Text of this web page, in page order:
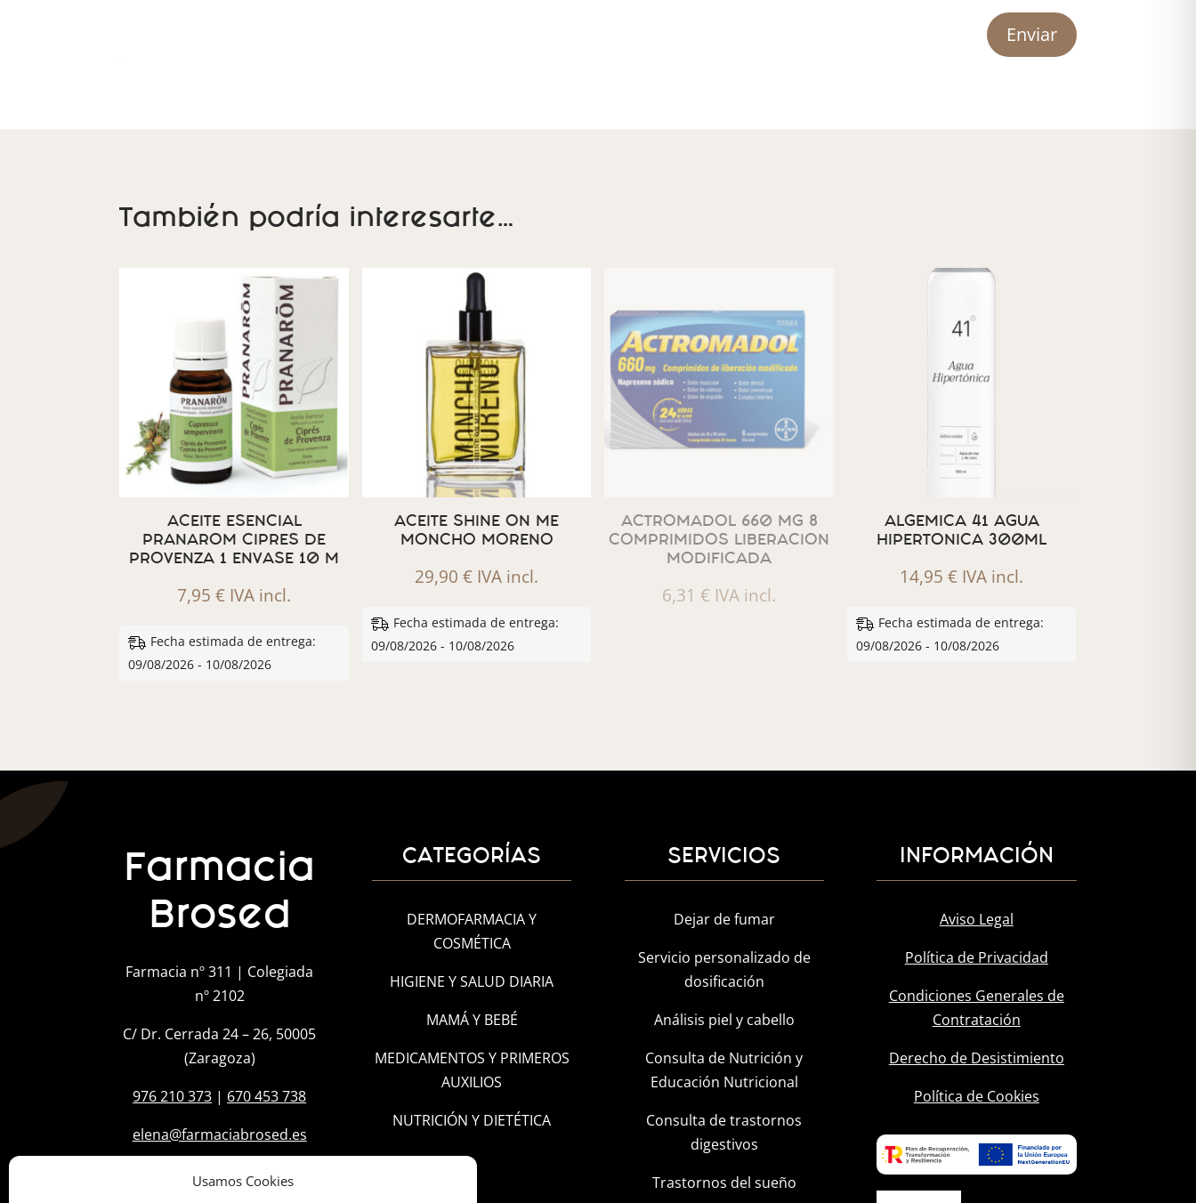
Usamos Cookies
Enviar
También podría interesarte…
ACEITE ESENCIAL
PRANAROM CIPRES DE
PROVENZA 1 ENVASE 10 M
7,95€ IVA incl.
Fecha estimada de entrega:
09/08/2026 - 10/08/2026
ACEITE SHINE ON ME
MONCHO MORENO
29,90€ IVA incl.
Fecha estimada de entrega:
09/08/2026 - 10/08/2026
ACTROMADOL 660 MG 8
COMPRIMIDOS LIBERACION
MODIFICADA
6,31€ IVA incl.
ALGEMICA 41 AGUA
HIPERTONICA 300ML
14,95€ IVA incl.
Fecha estimada de entrega:
09/08/2026 - 10/08/2026
Farmacia
Brosed
Farmacia nº 311 | Colegiada
nº 2102
C/ Dr. Cerrada 24 – 26, 50005
(Zaragoza)
976 210 373 | 670 453 738
elena@farmaciabrosed.es
CATEGORÍAS
DERMOFARMACIA Y
COSMÉTICA
HIGIENE Y SALUD DIARIA
MAMÁ Y BEBÉ
MEDICAMENTOS Y PRIMEROS
AUXILIOS
NUTRICIÓN Y DIETÉTICA
SERVICIOS
Dejar de fumar
Servicio personalizado de
dosificación
Análisis piel y cabello
Consulta de Nutrición y
Educación Nutricional
Consulta de trastornos
digestivos
Trastornos del sueño
INFORMACIÓN
Aviso Legal
Política de Privacidad
Condiciones Generales de
Contratación
Derecho de Desistimiento
Política de Cookies